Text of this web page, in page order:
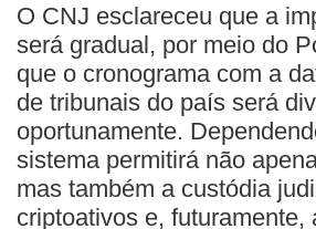
O CNJ esclareceu que a
será gradual, por meio do
que o cronograma com a
de tribunais do país será
oportunamente.
sistema permitirá não
mas também a custódia
criptoativos e, futuramente,